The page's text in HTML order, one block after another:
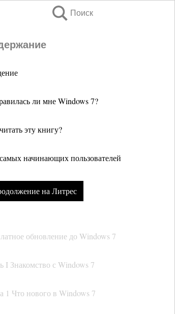
Поиск
ли мне Windows 7?
эту книгу?
начинающих пользователей
на Литрес
обновление до Windows 7
I Знакомство с Windows 7
1 Что нового в Windows 7